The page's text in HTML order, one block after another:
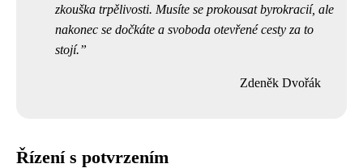
zkouška trpělivosti. Musíte se prokousat byrokracií, ale
nakonec se dočkáte a svoboda otevřené cesty za to
stojí.
Zdeněk Dvořák
Řízení s potvrzením